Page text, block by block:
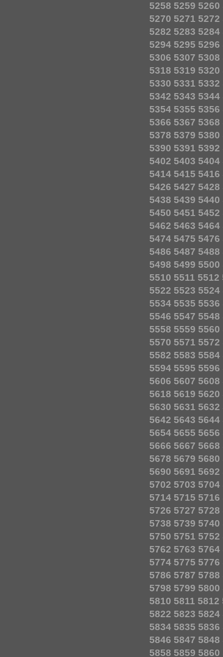
5258 5259 5260
5270 5271 5272
5282 5283 5284
5294 5295 5296
5306 5307 5308
5318 5319 5320
5330 5331 5332
5342 5343 5344
5354 5355 5356
5366 5367 5368
5378 5379 5380
5390 5391 5392
5402 5403 5404
5414 5415 5416
5426 5427 5428
5438 5439 5440
5450 5451 5452
5462 5463 5464
5474 5475 5476
5486 5487 5488
5498 5499 5500
5510 5511 5512
5522 5523 5524
5534 5535 5536
5546 5547 5548
5558 5559 5560
5570 5571 5572
5582 5583 5584
5594 5595 5596
5606 5607 5608
5618 5619 5620
5630 5631 5632
5642 5643 5644
5654 5655 5656
5666 5667 5668
5678 5679 5680
5690 5691 5692
5702 5703 5704
5714 5715 5716
5726 5727 5728
5738 5739 5740
5750 5751 5752
5762 5763 5764
5774 5775 5776
5786 5787 5788
5798 5799 5800
5810 5811 5812
5822 5823 5824
5834 5835 5836
5846 5847 5848
5858 5859 5860